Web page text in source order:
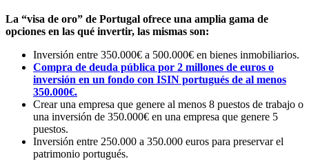
La “visa de oro” de Portugal ofrece una amplia gama de
opciones en las qué invertir, las mismas son:
Inversión entre 350.000€ a 500.000€ en bienes inmobiliarios.
Compra de deuda pública por 2 millones de euros o
inversión en un fondo con ISIN portugués de al menos
350.000€.
Crear una empresa que genere al menos 8 puestos de trabajo o
una inversión de 350.000€ en una empresa que genere 5
puestos.
Inversión entre 250.000 a 350.000 euros para preservar el
patrimonio portugués.